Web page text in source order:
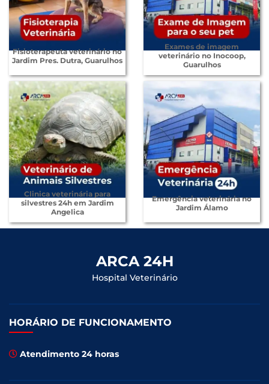
Fisioterapeuta veterinário no
Jardim Pres. Dutra, Guarulhos
Exames de imagem
veterinário no Inocoop,
Guarulhos
Clinica veterinária para
silvestres 24h em Jardim
Angelica
Emergência veterinária no
Jardim Álamo
ARCA 24H
Hospital Veterinário
HORÁRIO DE FUNCIONAMENTO
Atendimento 24 horas